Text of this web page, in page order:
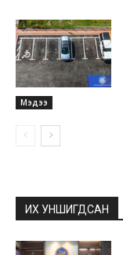
Мэдээ
ИХ УНШИГДСАН